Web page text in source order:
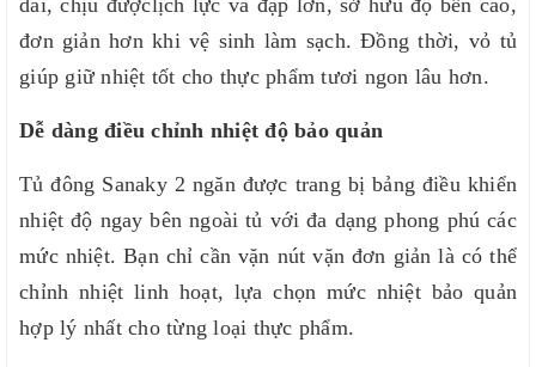
đơn giản hơn khi vệ sinh làm sạch. Đồng thời, vỏ tủ
giúp giữ nhiệt tốt cho thực phẩm tươi ngon lâu hơn.
Dễ dàng điều chỉnh nhiệt độ bảo quản
Tủ đông Sanaky 2 ngăn được trang bị bảng điều khiển
nhiệt độ ngay bên ngoài tủ với đa dạng phong phú các
mức nhiệt. Bạn chỉ cần vặn nút vặn đơn giản là có thể
chỉnh nhiệt linh hoạt, lựa chọn mức nhiệt bảo quản
hợp lý nhất cho từng loại thực phẩm.